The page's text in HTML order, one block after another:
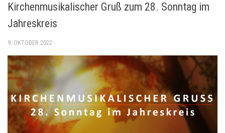
Kirchenmusikalischer Gruß zum 28. Sonntag im
Jahreskreis
9. OKTOBER 2022